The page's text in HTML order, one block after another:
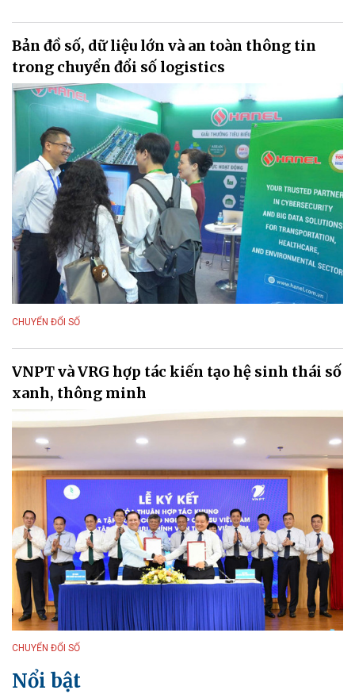
Bản đồ số, dữ liệu lớn và an toàn thông tin
trong chuyển đổi số logistics
CHUYỂN ĐỔI SỐ
VNPT và VRG hợp tác kiến tạo hệ sinh thái số
xanh, thông minh
CHUYỂN ĐỔI SỐ
Nổi bật